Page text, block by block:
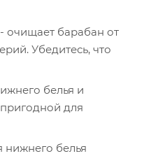
очищает барабан от
Убедитесь, что
белья и
для
нижнего белья